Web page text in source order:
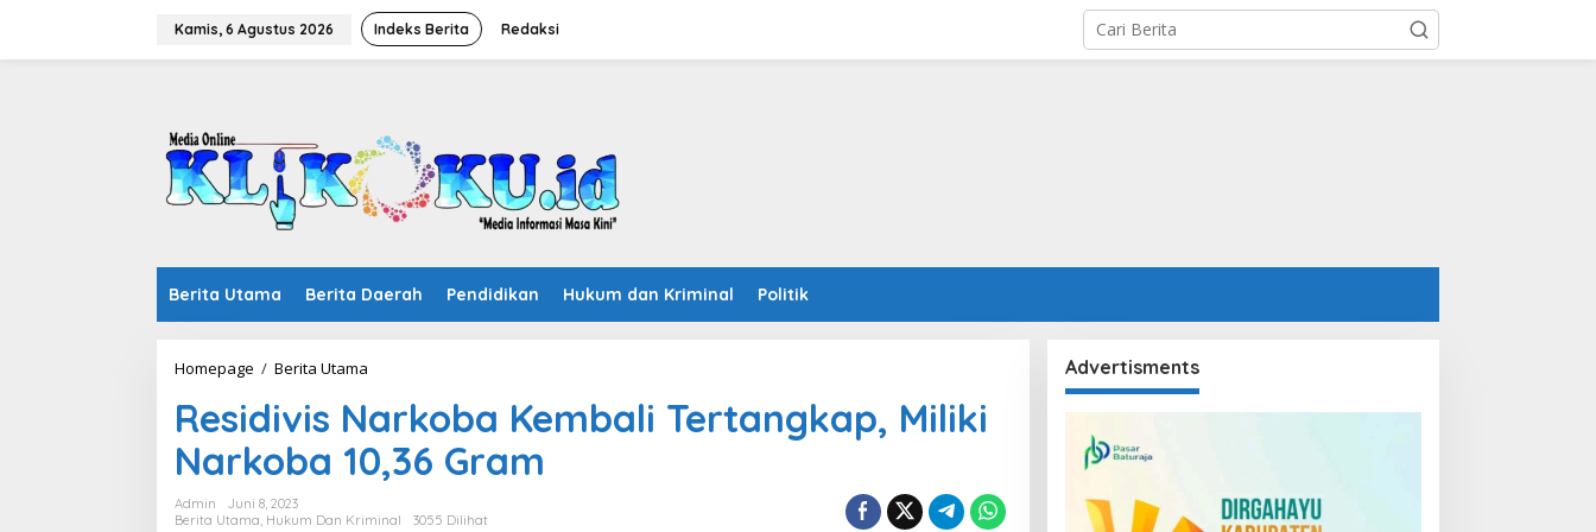
Kamis, 6 Agustus 2026 Indeks Berita Redaksi
Berita Utama Berita Daerah Pendidikan Hukum dan Kriminal Politik
Homepage / Berita Utama
Kembali
Tertangkap,
Miliki
Narkoba
Gram
Residivis Narkoba Kembali Tertangkap, Miliki
Narkoba 10,36 Gram
Admin
Juni 8, 2023
Berita Utama, Hukum Dan Kriminal 3055 Dilihat
Advertisments